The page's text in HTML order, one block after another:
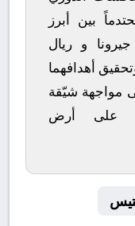
بين أبرز
جيرونا و ريال
أهدافهما
مواجهة شيّقة
على أرض